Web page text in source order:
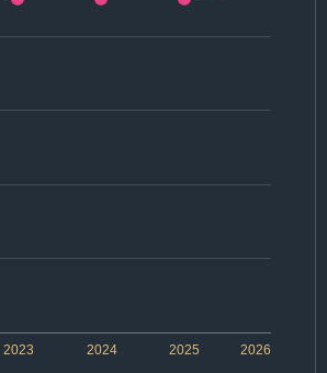
2024 2026
2023 2025